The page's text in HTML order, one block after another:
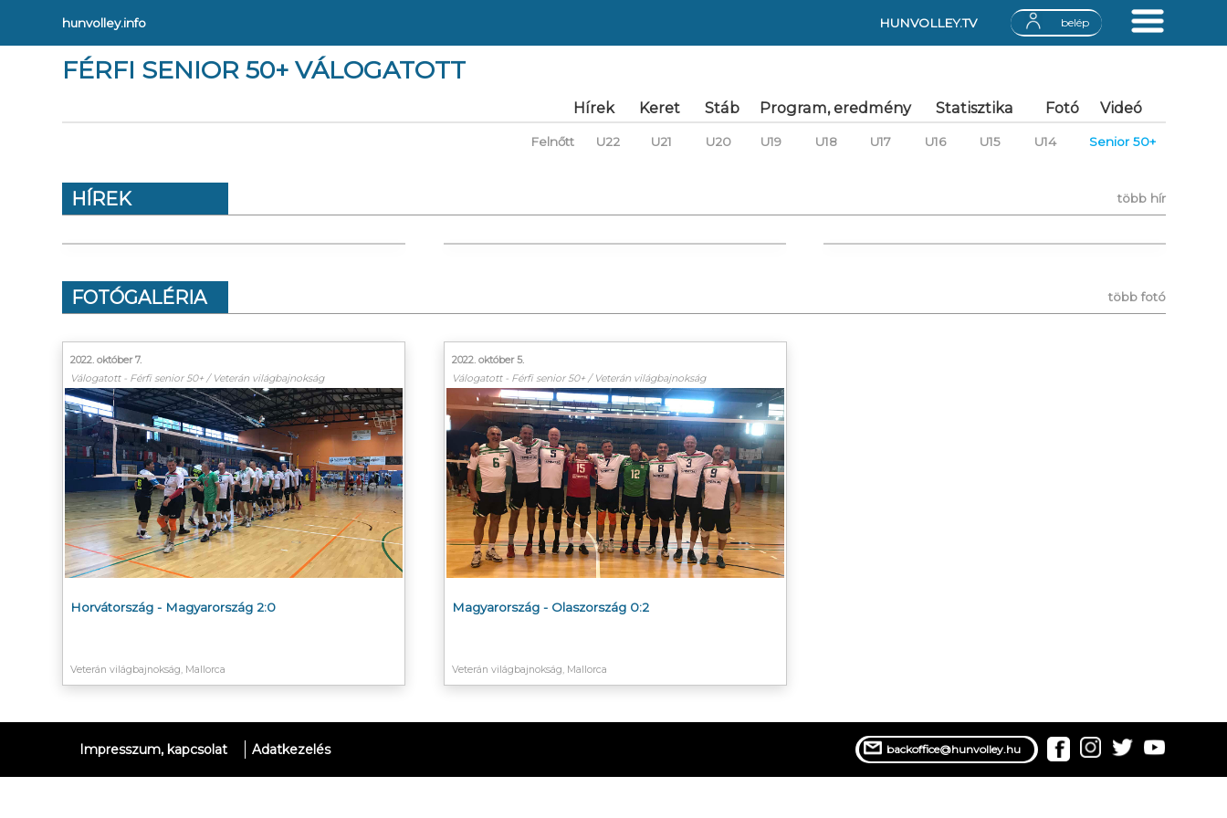
hunvolley.info HUNVOLLEY.TV belép
FÉRFI SENIOR 50+ VÁLOGATOTT
Hírek Keret Stáb Program, eredmény Statisztika Fotó Videó
Felnőtt U22 U21 U20 U19 U18 U17 U16 U15 U14 Senior 50+
HÍREK több hír
FOTÓGALÉRIA több fotó
2022. október 7.
Válogatott - Férfi senior 50+ / Veterán világbajnokság
Horvátország - Magyarország 2:0
Veterán világbajnokság, Mallorca
2022. október 5.
Válogatott - Férfi senior 50+ / Veterán világbajnokság
Magyarország - Olaszország 0:2
Veterán világbajnokság, Mallorca
Impresszum, kapcsolat Adatkezelés backoffice@hunvolley.hu